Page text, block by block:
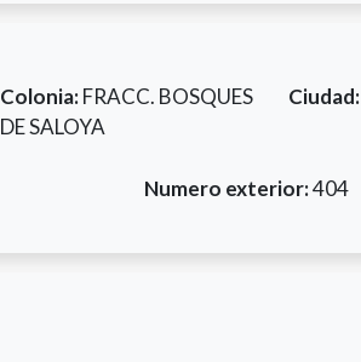
Colonia:FRACC. BOSQUES
DE SALOYA
Ciudad:
Numero exterior:404